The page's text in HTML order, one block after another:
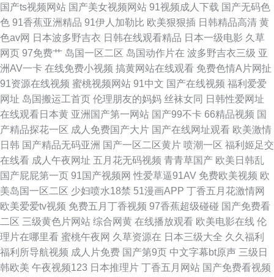
国产ts视频网站 国产美女视频网站 91视频成人下载 国产无码色
色 91香蕉亚洲精品 91伊人加勒比 欧美狠狠插 日韩精品高清 黄
色av网 日本波多野吉衣 日韩在线观看精品 日本一级电影 久草
网页 97免费艹 岛国一区二区 岛国动作片在 波多野吉衣三级 亚
洲AV一卡 在线免费小视频 搞黄网站在线观看 免费色情A片网扯
91资源在线视频 蜜桃视频网站 91中文 国产在线视频 福利爱爱
网址 岛国搬运工首页 伦理朋友的妈妈 丝袜女同 日韩性爱网址
在线观看日本黄 亚洲国产第一网站 国产99不卡 66精品视频 国
产精品探花一区 成人免费国产大片 国产在线网址观看 欧美激情
日韩 国产精品无码亚洲 国产一区二区黄片 喷潮一区 福利姬足交
在线看 成人午夜网址 五月花无码视频 青青草国产 欧美日韩乱
国产屁屁第一页 91国产视频网 性爱草逼91AV 免费欧美视频 欧
美岛国一区二区 少妇喷水18禁 51漫画APP 丁香五月花激情网
欧美爱爱tv视频 免费五月丁香视频 97香蕉超级碰碰 国产免费看
二区 三级黄色片网站 综合网黄 在线播放观看 欧美电影在线 伦
理片在哪里看 蜜桃午夜网 久草资源在 日本三级大全 久久福利
福利所导航视频 成人片免费 国产第9页 中文字幕bt原声 三级日
韩欧美 午夜视频123 日本推理片 丁香五月网站 国产免费看视频